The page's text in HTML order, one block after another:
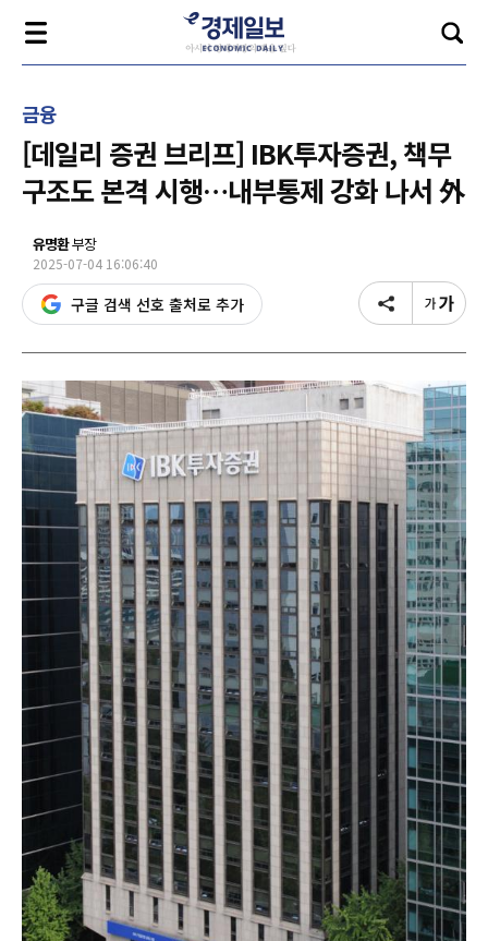
금융
[데일리 증권 브리프] IBK투자증권, 책무
구조도 본격 시행…내부통제 강화 나서 外
유명환부장
2025-07-04 16:06:40
구글 검색 선호 출처로 추가